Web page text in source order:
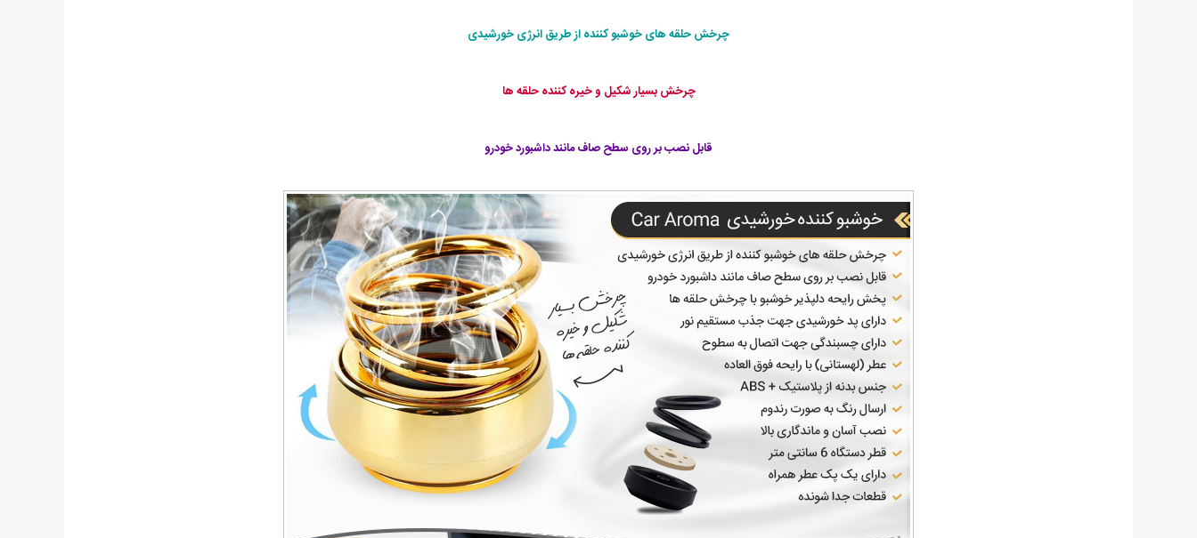
چرخش حلقه های خوشبو کننده از طریق انرژی خورشیدی
چرخش بسیار شکیل و خیره کننده حلقه ها
قابل نصب بر روی سطح صاف مانند داشبورد خودرو